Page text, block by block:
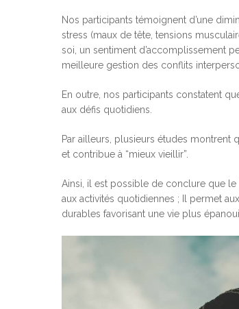
Nos participants témoignent d’une
stress (maux de tête, tensions
soi, un sentiment d’accomplissement
meilleure gestion des conflits
En outre, nos participants constatent
aux défis quotidiens.
Par ailleurs, plusieurs études montrent
et contribue à “mieux vieillir”.
Ainsi, il est possible de conclure que
aux activités quotidiennes ; Il permet
durables favorisant une vie plus